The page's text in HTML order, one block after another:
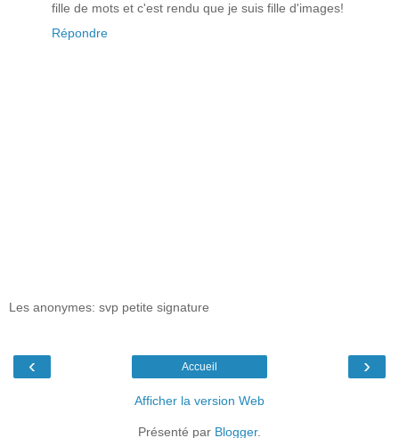
fille de mots et c'est rendu que je suis fille d'images!
Répondre
Les anonymes: svp petite signature
‹ ›
Accueil
Afficher la version Web
Présenté par Blogger.